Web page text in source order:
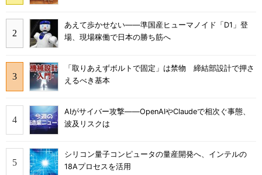
あえて歩かせない――準国産ヒューマノイド「D1」登
場、現場稼働で日本の勝ち筋へ
「取りあえずボルトで固定」は禁物 締結部設計で押さ
えるべき基本
AIがサイバー攻撃――OpenAIやClaudeで相次ぐ事態、
波及リスクは
シリコン量子コンピュータの量産開発へ、インテルの
18Aプロセスを活用